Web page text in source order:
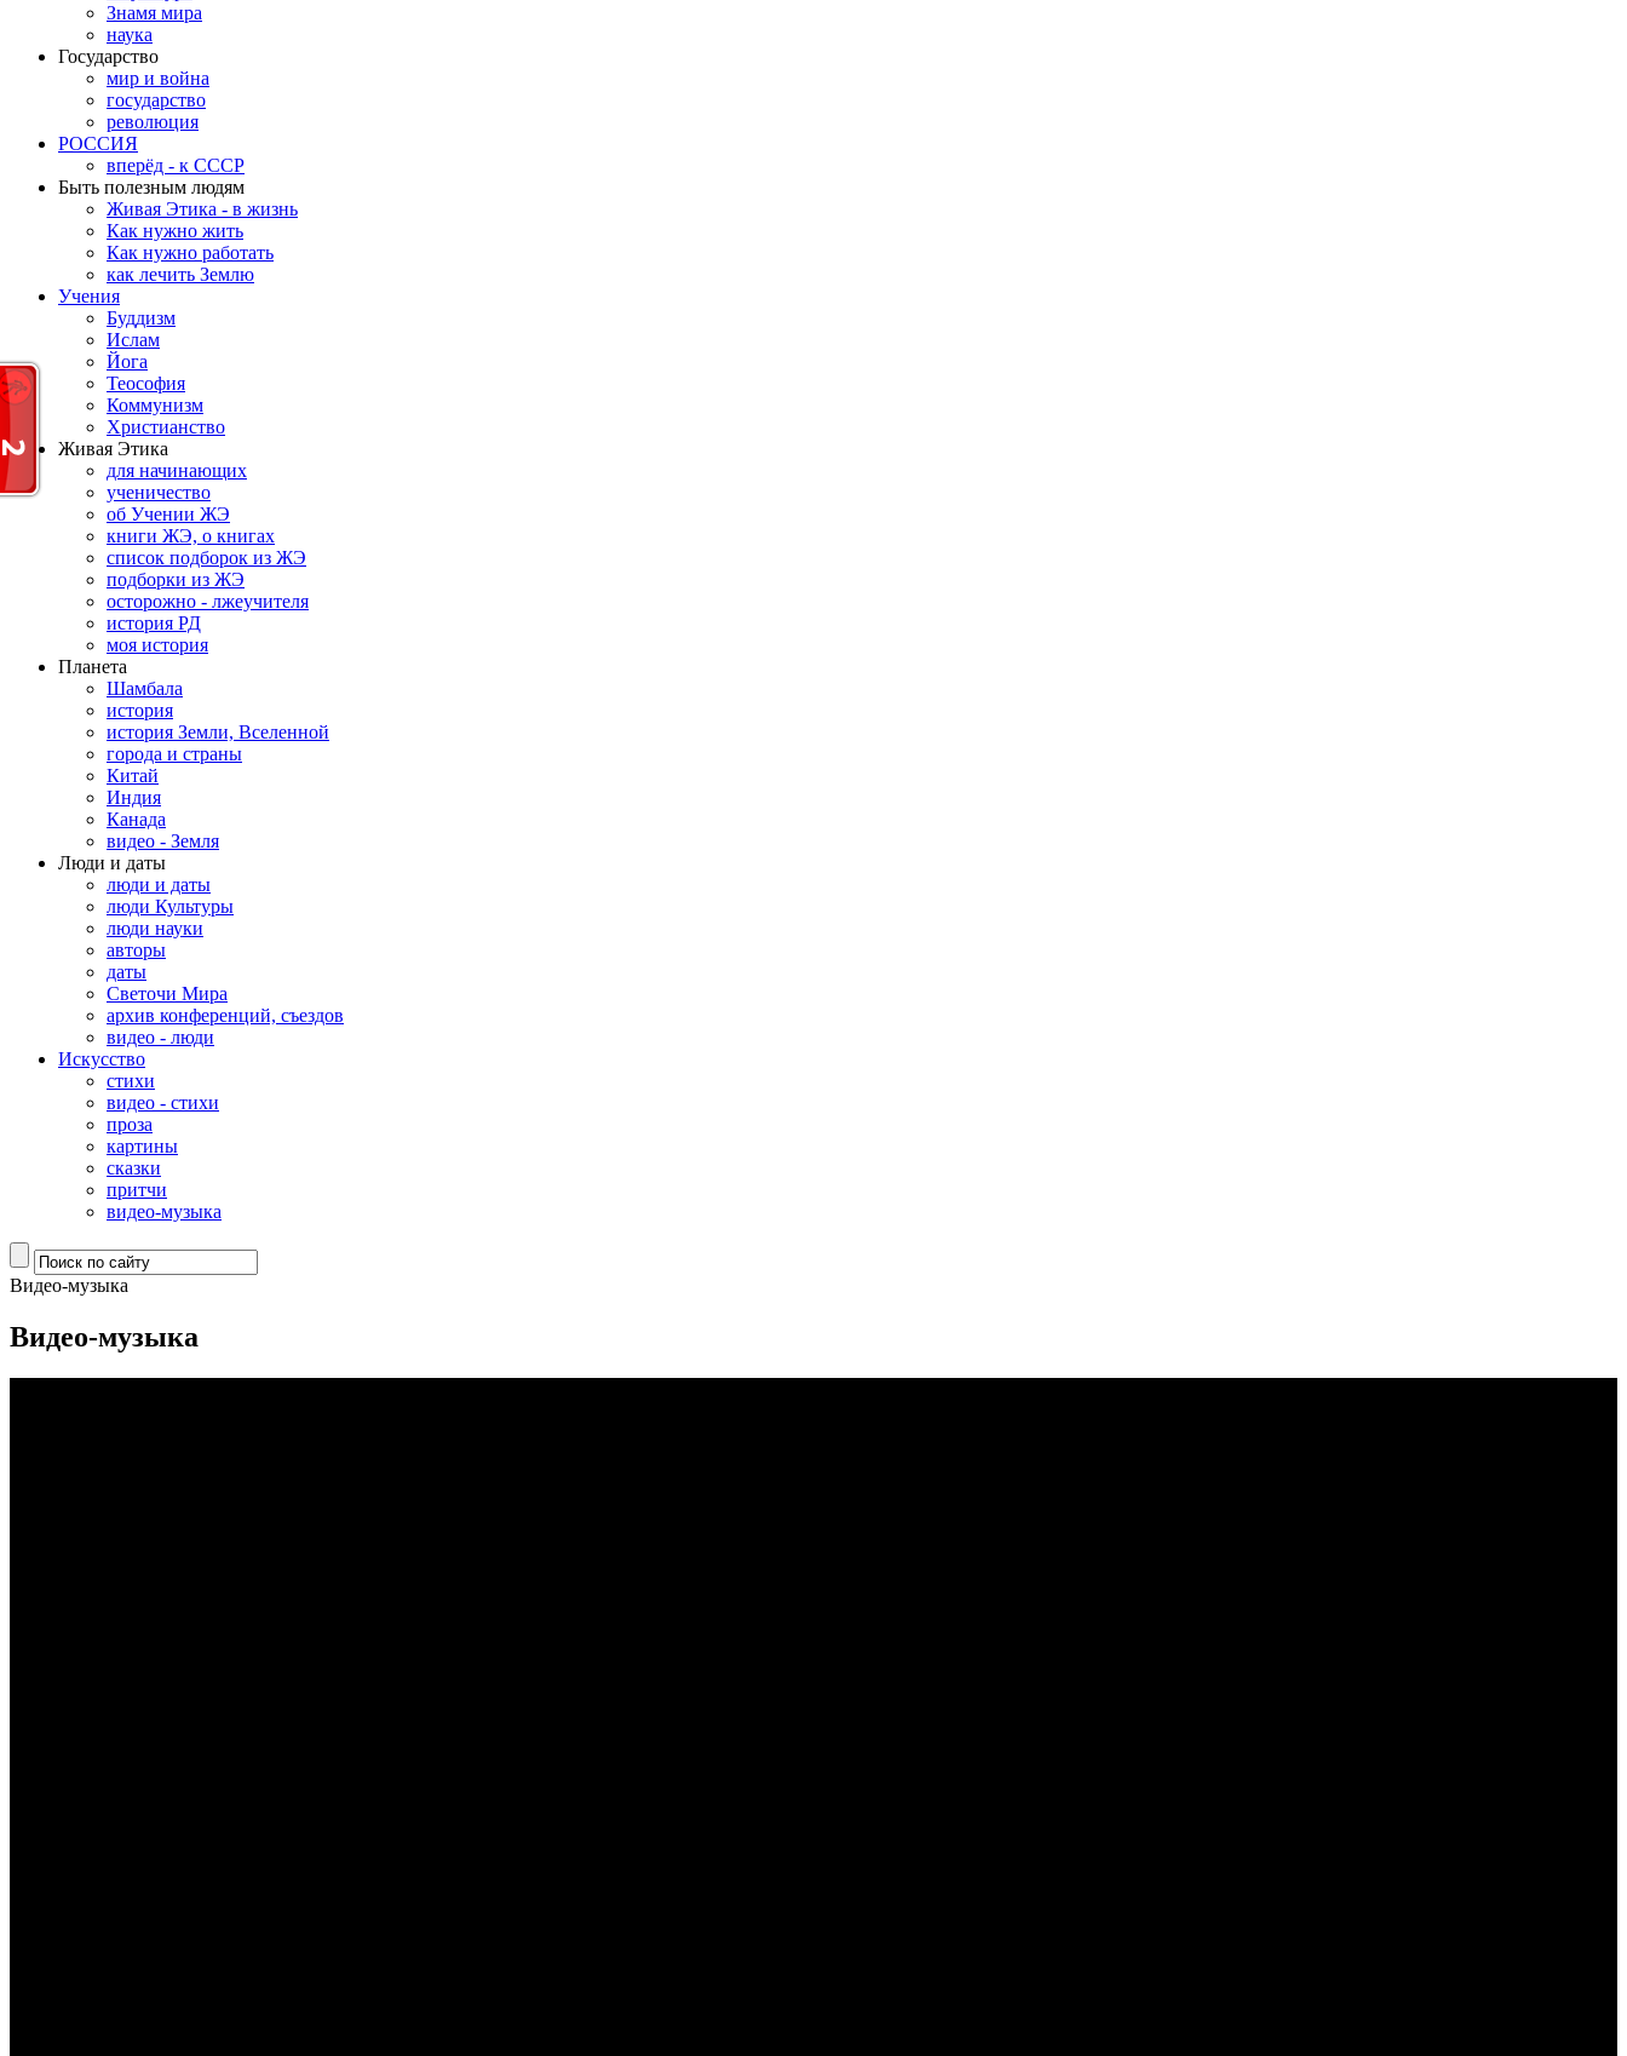
Знамя мира
наука
Государство
мир и война
государство
революция
РОССИЯ
вперёд - к СССР
Быть полезным людям
Живая Этика - в жизнь
Как нужно жить
Как нужно работать
как лечить Землю
Учения
Буддизм
Ислам
Йога
Теософия
Коммунизм
Христианство
Живая Этика
для начинающих
ученичество
об Учении ЖЭ
книги ЖЭ, о книгах
список подборок из ЖЭ
подборки из ЖЭ
осторожно - лжеучителя
история РД
моя история
Планета
Шамбала
история
история Земли, Вселенной
города и страны
Китай
Индия
Канада
видео - Земля
Люди и даты
люди и даты
люди Культуры
люди науки
авторы
даты
Светочи Мира
архив конференций, съездов
видео - люди
Искусство
стихи
видео - стихи
проза
картины
сказки
притчи
видео-музыка
Видео-музыка
Видео-музыка